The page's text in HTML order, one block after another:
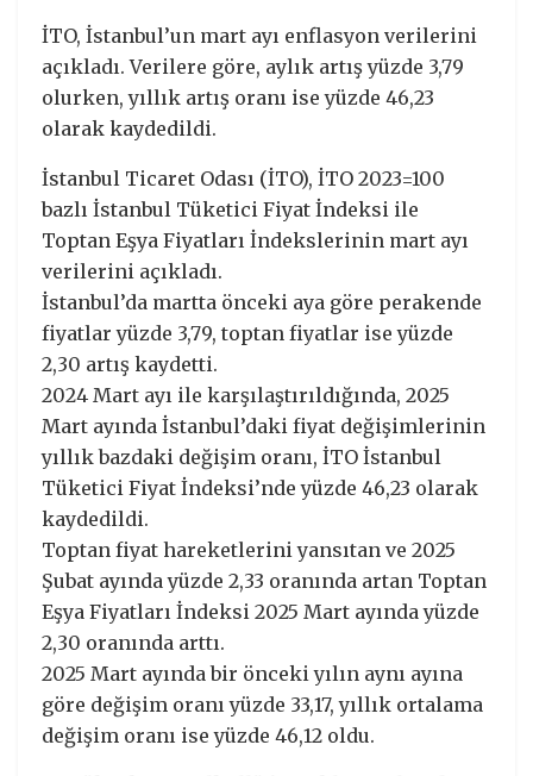
İTO, İstanbul’un mart ayı enflasyon verilerini
açıkladı. Verilere göre, aylık artış yüzde 3,79
olurken, yıllık artış oranı ise yüzde 46,23
olarak kaydedildi.
İstanbul Ticaret Odası (İTO), İTO 2023=100
bazlı İstanbul Tüketici Fiyat İndeksi ile
Toptan Eşya Fiyatları İndekslerinin mart ayı
verilerini açıkladı.
İstanbul’da martta önceki aya göre perakende
fiyatlar yüzde 3,79, toptan fiyatlar ise yüzde
2,30 artış kaydetti.
2024 Mart ayı ile karşılaştırıldığında, 2025
Mart ayında İstanbul’daki fiyat değişimlerinin
yıllık bazdaki değişim oranı, İTO İstanbul
Tüketici Fiyat İndeksi’nde yüzde 46,23 olarak
kaydedildi.
Toptan fiyat hareketlerini yansıtan ve 2025
Şubat ayında yüzde 2,33 oranında artan Toptan
Eşya Fiyatları İndeksi 2025 Mart ayında yüzde
2,30 oranında arttı.
2025 Mart ayında bir önceki yılın aynı ayına
göre değişim oranı yüzde 33,17, yıllık ortalama
değişim oranı ise yüzde 46,12 oldu.